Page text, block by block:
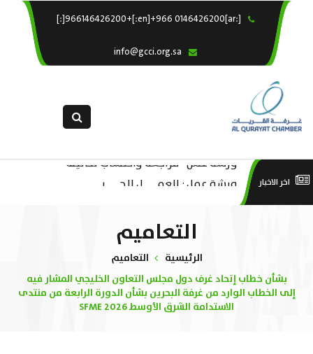
[:ar]966146426200+[:en]+966 0146426200[:] ×
خدماتنا
التقديم الالكترونى
اخر الاخبار
ورشة عمل “مراجعة واحتساب تكاليف
بدء ومزاولة وإنهاء الأعمال الاقتصادية
لقطاع الترفيه – الثقافة – السياحة”
ورشة عمل : العمـــــل الحـــــر
التعاميم
الرئيسية
التعاميم
بشأن خطاب إتحاد غرف دول مجلس التعاون الخليجي المشار فيه
إلى الخطاب الوارد من غرفة البحرين بشأن الدورة الرابعة من منتدى
الاستدامة الشرق الأوسط 2026 SFME